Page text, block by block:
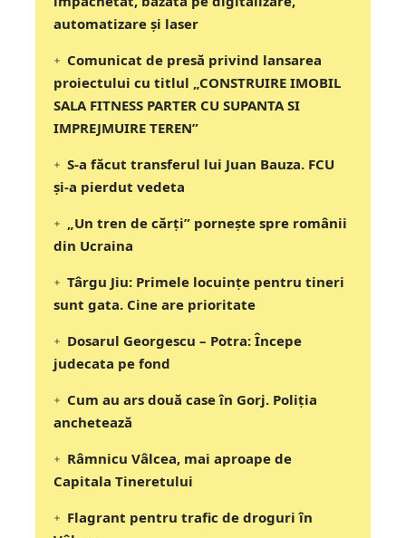
automatizare și laser
Comunicat de presă privind lansarea
proiectului cu titlul „CONSTRUIRE IMOBIL
SALA FITNESS PARTER CU SUPANTA SI
IMPREJMUIRE TEREN”
S-a făcut transferul lui Juan Bauza. FCU
și-a pierdut vedeta
„Un tren de cărți” pornește spre românii
din Ucraina
Târgu Jiu: Primele locuințe pentru tineri
sunt gata. Cine are prioritate
Dosarul Georgescu – Potra: Începe
judecata pe fond
Cum au ars două case în Gorj. Poliția
anchetează
Râmnicu Vâlcea, mai aproape de
Capitala Tineretului
Flagrant pentru trafic de droguri în